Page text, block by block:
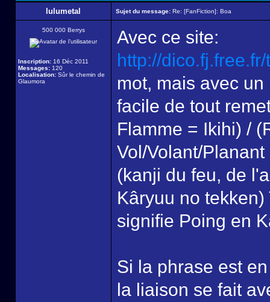
lulumetal Sujet du message: Re: [FanFiction]: Boa
500 000 Berrys
Inscription: 16 Déc 2011
Messages: 120
Localisation: Sûr le chemin de
Glaumora
Avec ce site:
http://
mot, mais avec
facile de tout
Flamme = Ikihi) /
Vol/Volant/
(kanji du feu, de
Kâryuu no
signifie Poing en
Si la phrase est
la liaison se fait